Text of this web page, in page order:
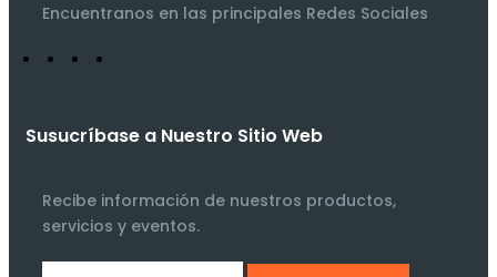
Encuentranos en las principales Redes Sociales
Susucríbase a Nuestro Sitio Web
Recibe información de nuestros productos,
servicios y eventos.